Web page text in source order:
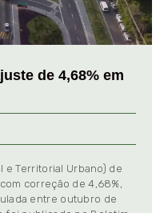
de 4,68% em
e Territorial Urbano) de
correção de 4,68%,
entre outubro de